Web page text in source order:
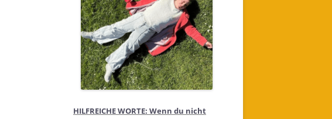
HILFREICHE WORTE: Wenn du nicht